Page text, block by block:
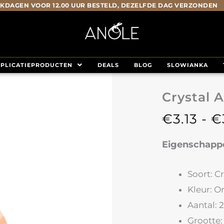
VOOR 12.00 UUR BESTELD, DEZELFDE DAG VERZONDEN
DEALS BLOG SLOWIANKA
Crystal
€3.13 - €
Soort:
Kleur:
Aantal:
Grootte: